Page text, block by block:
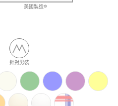
美國製造®
針對男裝